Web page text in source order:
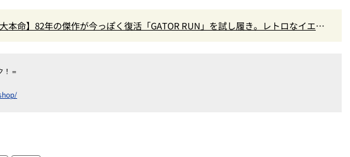
本命】82年の傑作が今っぽく復活「GATOR RUN」を試し履き。レトロなイエロ
！＝